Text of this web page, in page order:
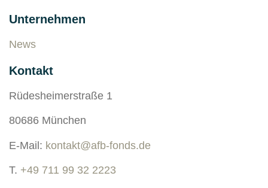
Unternehmen
News
Kontakt
Rüdesheimerstraße 1
80686 München
E-Mail: kontakt@afb-fonds.de
T. +49 711 99 32 2223